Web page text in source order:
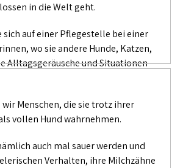
in die Welt geht.
auf einer Pflegestelle bei einer
wo sie andere Hunde, Katzen,
Alltagsgeräusche und Situationen
wir Menschen, die sie trotz ihrer
vollen Hund wahrnehmen.
auch mal sauer werden und
Verhalten, ihre Milchzähne